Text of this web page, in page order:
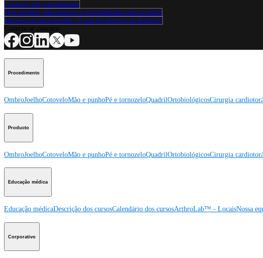
Contacte um representante
Veja eventos, laboratórios e oportunidades educacionais
Inscreva-se para receber: O que há de novo na Arthrex?
Procedimento
OmbroJoelhoCotoveloMão e punhoPé e tornozeloQuadrilOrtobiológicosCirurgia
Producto
OmbroJoelhoCotoveloMão e punhoPé e tornozeloQuadrilOrtobiológicosCirurgia
Educação médica
Educação médicaDescrição dos cursosCalendário dos cursosArthroLab™ - LocaisNossa
Corporativo